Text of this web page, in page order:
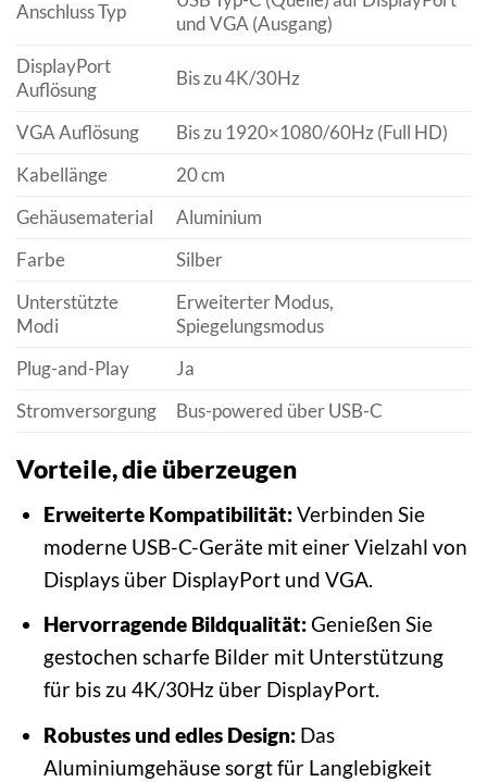
Anschluss Typ
und VGA (Ausgang)
DisplayPort
Auflösung
Bis zu 4K/30Hz
VGA Auflösung
Bis zu 1920×1080/60Hz (Full HD)
Kabellänge
20 cm
Gehäusematerial
Aluminium
Farbe
Silber
Unterstützte
Modi
Erweiterter Modus,
Spiegelungsmodus
Plug-and-Play
Ja
Stromversorgung
Bus-powered über USB-C
Vorteile, die überzeugen
Erweiterte Kompatibilität:Verbinden Sie
moderne USB-C-Geräte mit einer Vielzahl von
Displays über DisplayPort und VGA.
Hervorragende Bildqualität:Genießen Sie
gestochen scharfe Bilder mit Unterstützung
für bis zu 4K/30Hz über DisplayPort.
Robustes und edles Design:Das
Aluminiumgehäuse sorgt für Langlebigkeit